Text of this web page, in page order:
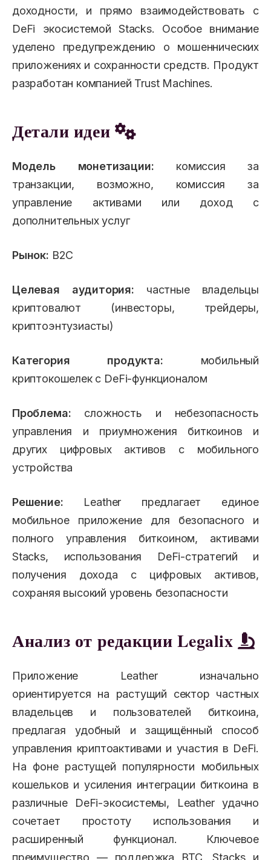
доходности, и прямо взаимодействовать с
DeFi экосистемой Stacks. Особое внимание
уделено предупреждению о мошеннических
приложениях и сохранности средств. Продукт
разработан компанией Trust Machines.
Детали идеи
Модель монетизации: комиссия за
транзакции, возможно, комиссия за
управление активами или доход с
дополнительных услуг
Рынок: B2C
Целевая аудитория: частные владельцы
криптовалют (инвесторы, трейдеры,
криптоэнтузиасты)
Категория продукта: мобильный
криптокошелек с DeFi-функционалом
Проблема: сложность и небезопасность
управления и приумножения биткоинов и
других цифровых активов с мобильного
устройства
Решение: Leather предлагает единое
мобильное приложение для безопасного и
полного управления биткоином, активами
Stacks, использования DeFi-стратегий и
получения дохода с цифровых активов,
сохраняя высокий уровень безопасности
Анализ от редакции Legalix
Приложение Leather изначально
ориентируется на растущий сектор частных
владельцев и пользователей биткоина,
предлагая удобный и защищённый способ
управления криптоактивами и участия в DeFi.
На фоне растущей популярности мобильных
кошельков и усиления интеграции биткоина в
различные DeFi-экосистемы, Leather удачно
сочетает простоту использования и
расширенный функционал. Ключевое
преимущество — поддержка BTC, Stacks и